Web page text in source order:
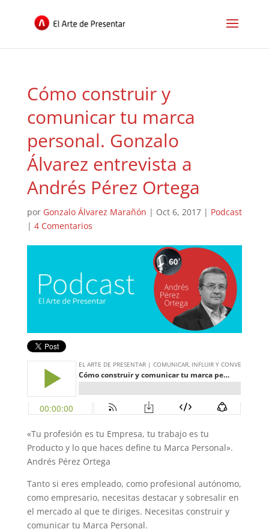
Cómo construir y
comunicar tu marca
personal. Gonzalo
Álvarez entrevista a
Andrés Pérez Ortega
por Gonzalo Álvarez Marañón | Oct 6, 2017| Podcast
| 4 Comentarios
«Tu profesión es tu Empresa, tu trabajo es tu
Producto y lo que haces define tu Marca Personal».
Andrés Pérez Ortega
Tanto si eres empleado, como profesional autónomo,
como empresario, necesitas destacar y sobresalir en
el mercado al que te diriges. Necesitas construir y
comunicar tu Marca Personal.